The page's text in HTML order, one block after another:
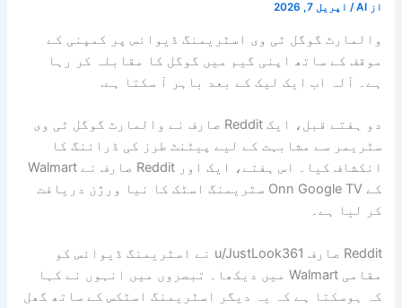
از AI
/ اپریل 7, 2026
والمارٹ گوگل ٹی وی اسٹریمنگ ڈیوائس پر کمپنی کے
موقف کے ساتھ اپنی گیم میں گوگل کا مقابلہ کر رہا
ہے۔ آلہ اب ایک لیک کے بعد باہر آ سکتا ہے.
دو ہفتے قبل، ایک Reddit صارف نے والمارٹ گوگل ٹی وی
سٹریمر سے مشابہت کے لیے پیٹنٹ طرز کی ڈرائنگ کا
انکشاف کیا۔ اس ہفتے، ایک اور Reddit صارف نے Walmart
کے Onn Google TV سٹریمنگ اسٹک کا نیا ورژن دریافت
کر لیا ہے۔
Reddit صارف u/JustLook361 نے اسٹریمنگ ڈیوائس کو
مقامی Walmart میں دیکھا۔ تبصروں میں انہوں نے کہا
کہ ہوسکتا ہے کہ یہ دیگر اسٹریمنگ اسٹکس کے ساتھ گھل